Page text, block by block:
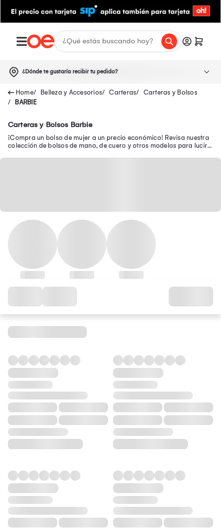
¿Dónde te gustaría recibir tu pedido?
Belleza y Accesorios Carteras
Carteras y Bolsos
BARBIE
Carteras y Bolsos Barbie
¡Compra un bolso de mujer a un precio económico! Revisa nuestra
colección de bolsos de mano, de cuero y otros modelos para lucir a